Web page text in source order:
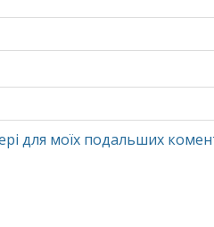
для моїх подальших